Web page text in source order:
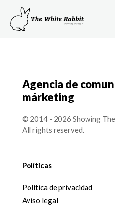
Agencia de
márketing
© 2014 - 2026 Showing
All rights reserved.
Políticas
Política de privacidad
Aviso legal